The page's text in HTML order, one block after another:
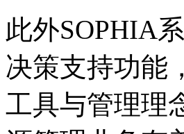
此外SOPHIA
决策支持功能
工具与管理理